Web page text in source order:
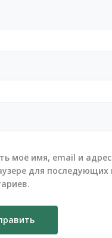
моё имя, email и
для последующих